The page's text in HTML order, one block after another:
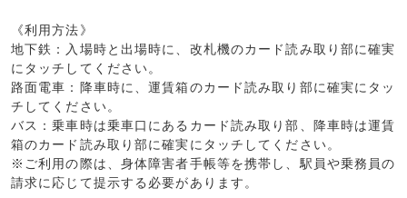
《利用方法》
地下鉄：入場時と出場時に、改札機のカード読み取り部に確実
にタッチしてください。
路面電車：降車時に、運賃箱のカード読み取り部に確実にタッ
チしてください。
バス：乗車時は乗車口にあるカード読み取り部、降車時は運賃
箱のカード読み取り部に確実にタッチしてください。
※ご利用の際は、身体障害者手帳等を携帯し、駅員や乗務員の
請求に応じて提示する必要があります。